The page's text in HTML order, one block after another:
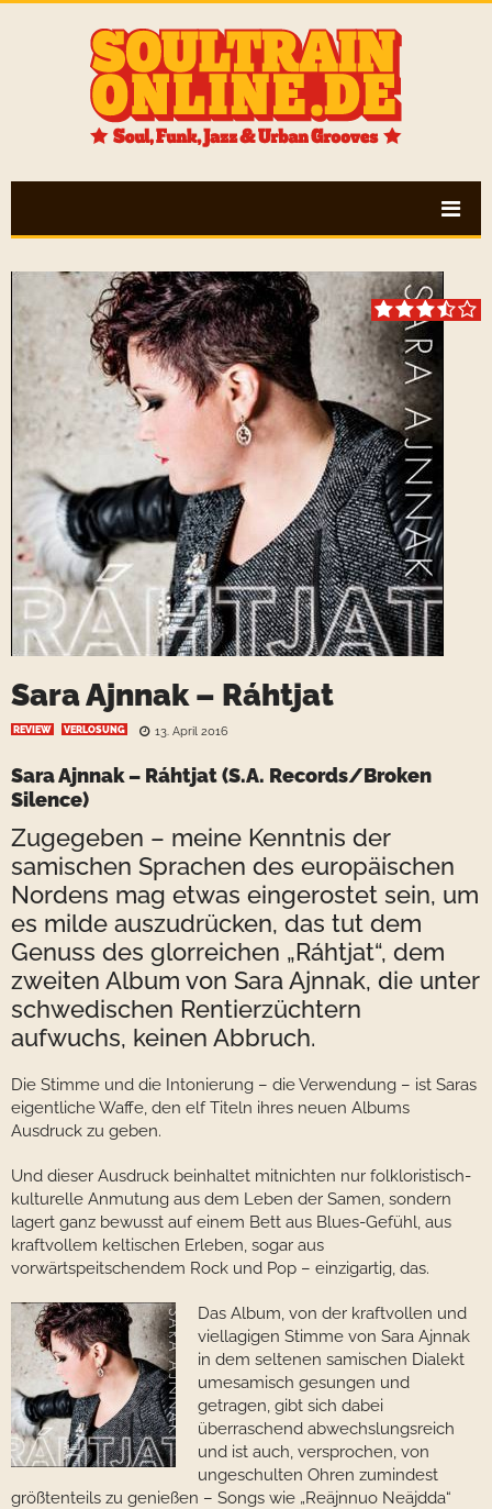
Sara Ajnnak – Ráhtjat
REVIEW VERLOSUNG 13. April 2016
Sara Ajnnak – Ráhtjat (S.A. Records/Broken
Silence)
Zugegeben – meine Kenntnis der
samischen Sprachen des europäischen
Nordens mag etwas eingerostet sein, um
es milde auszudrücken, das tut dem
Genuss des glorreichen „Ráhtjat“, dem
zweiten Album von Sara Ajnnak, die unter
schwedischen Rentierzüchtern
aufwuchs, keinen Abbruch.
Die Stimme und die Intonierung – die Verwendung – ist Saras
eigentliche Waffe, den elf Titeln ihres neuen Albums
Ausdruck zu geben.
Und dieser Ausdruck beinhaltet mitnichten nur folkloristisch-
kulturelle Anmutung aus dem Leben der Samen, sondern
lagert ganz bewusst auf einem Bett aus Blues-Gefühl, aus
kraftvollem keltischen Erleben, sogar aus
vorwärtspeitschendem Rock und Pop – einzigartig, das.
Das Album, von der kraftvollen und
viellagigen Stimme von Sara Ajnnak
in dem seltenen samischen Dialekt
umesamisch gesungen und
getragen, gibt sich dabei
überraschend abwechslungsreich
und ist auch, versprochen, von
ungeschulten Ohren zumindest
größtenteils zu genießen – Songs wie „Reäjnnuo Neäjdda“